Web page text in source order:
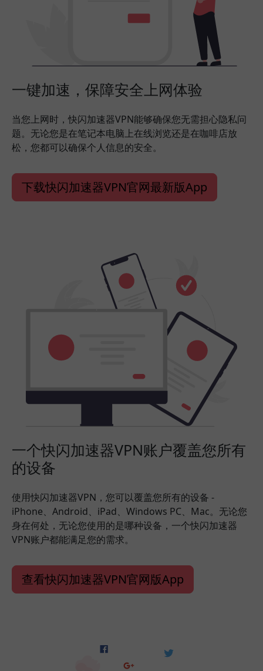
一键加速，保障安全上网体验
当您上网时，快闪加速器VPN能够确保您无需担心隐私问
题。无论您是在笔记本电脑上在线浏览还是在咖啡店放
松，您都可以确保个人信息的安全。
下载快闪加速器VPN官网最新版App
一个快闪加速器VPN账户覆盖您所有
的设备
使用快闪加速器VPN，您可以覆盖您所有的设备 -
iPhone、Android、iPad、Windows PC、Mac。无论您
身在何处，无论您使用的是哪种设备，一个快闪加速器
VPN账户都能满足您的需求。
查看快闪加速器VPN官网版App